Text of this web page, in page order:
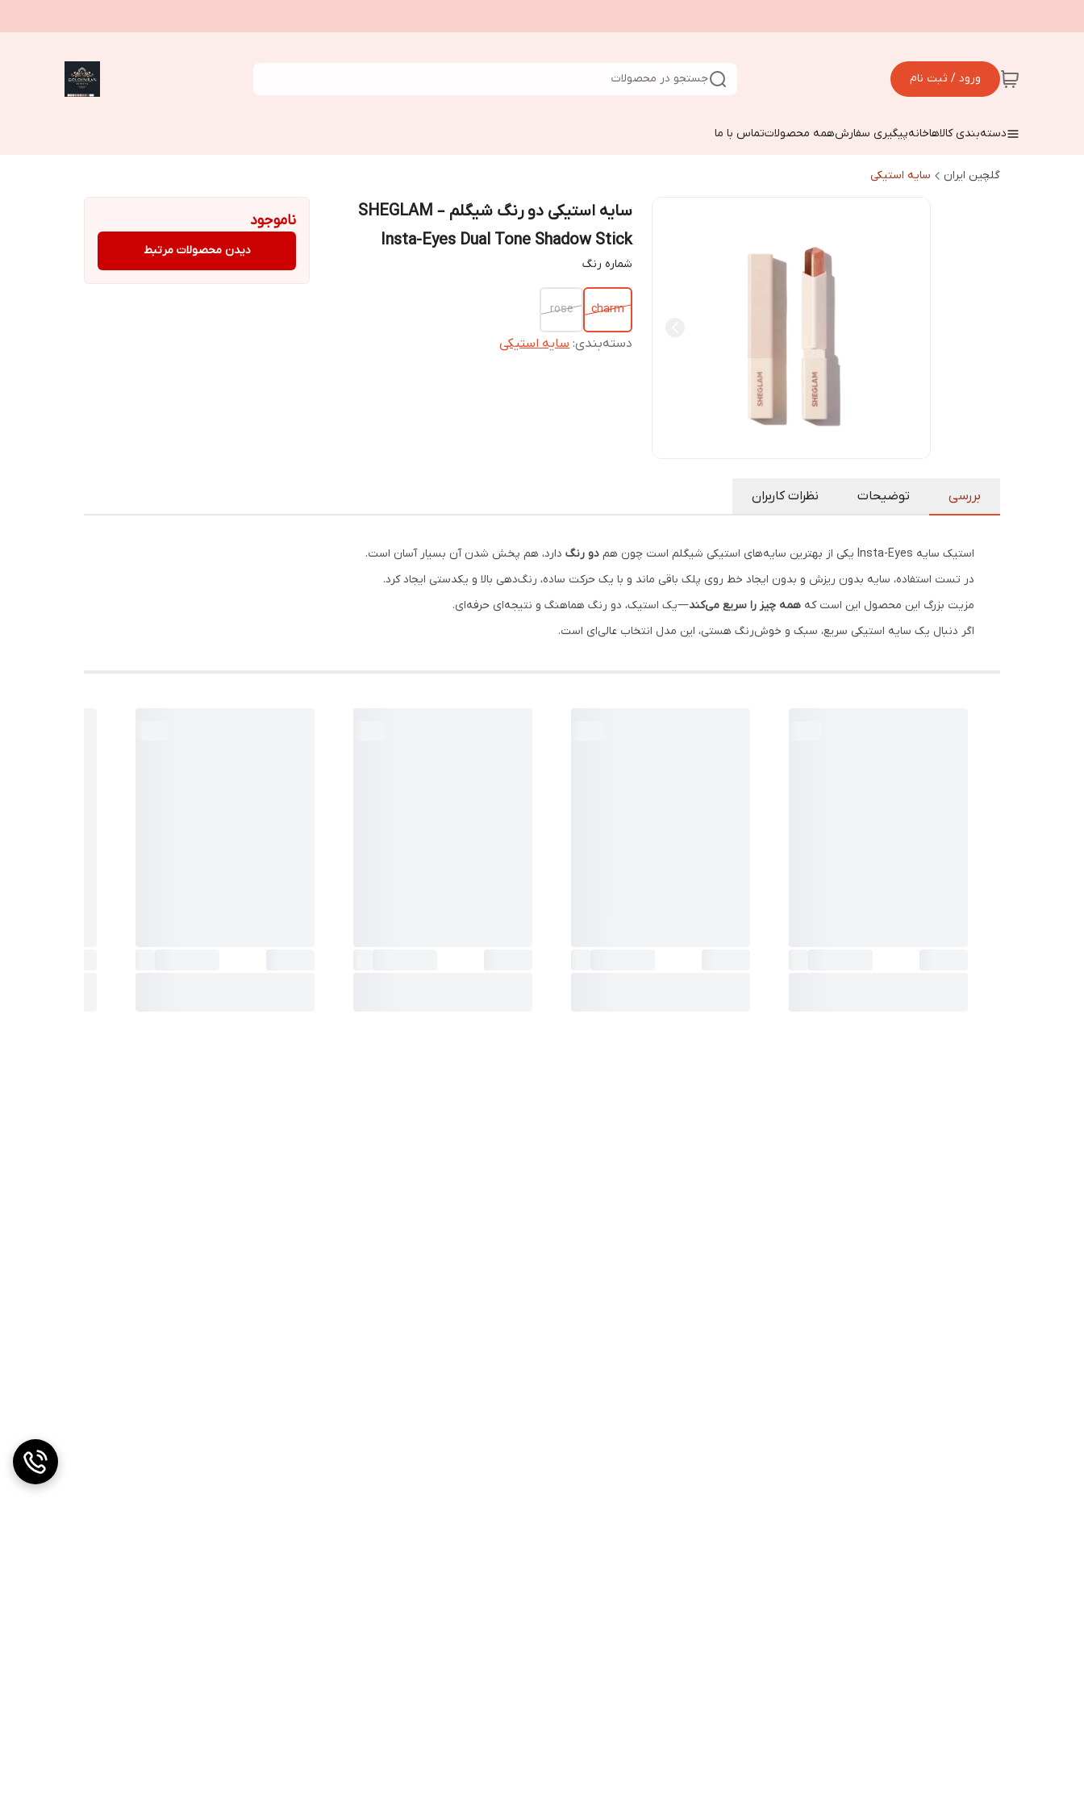
ورود / ثبت نام جستجو در محصولات
دسته‌بندی کالاهاخانهپیگیری سفارشهمه محصولاتتماس با ما
گلچین ایران سایه استیکی
سایه استیکی دو رنگ شیگلم – SHEGLAM
Insta-Eyes Dual Tone Shadow Stick
شماره رنگ
charm
rose
دسته‌بندی:سایه استیکی
ناموجود
دیدن محصولات مرتبط
بررسی توضیحات نظرات کاربران
استیک سایه Insta-Eyes یکی از بهترین سایه‌های استیکی شیگلم است چون هم دو رنگ دارد، هم پخش شدن آن بسیار آسان است.
در تست استفاده، سایه بدون ریزش و بدون ایجاد خط روی پلک باقی ماند و با یک حرکت ساده، رنگ‌دهی بالا و یکدستی ایجاد کرد.
مزیت بزرگ این محصول این است که همه چیز را سریع می‌کند—یک استیک، دو رنگ هماهنگ و نتیجه‌ای حرفه‌ای.
اگر دنبال یک سایه استیکی سریع، سبک و خوش‌رنگ هستی، این مدل انتخاب عالی‌ای است.